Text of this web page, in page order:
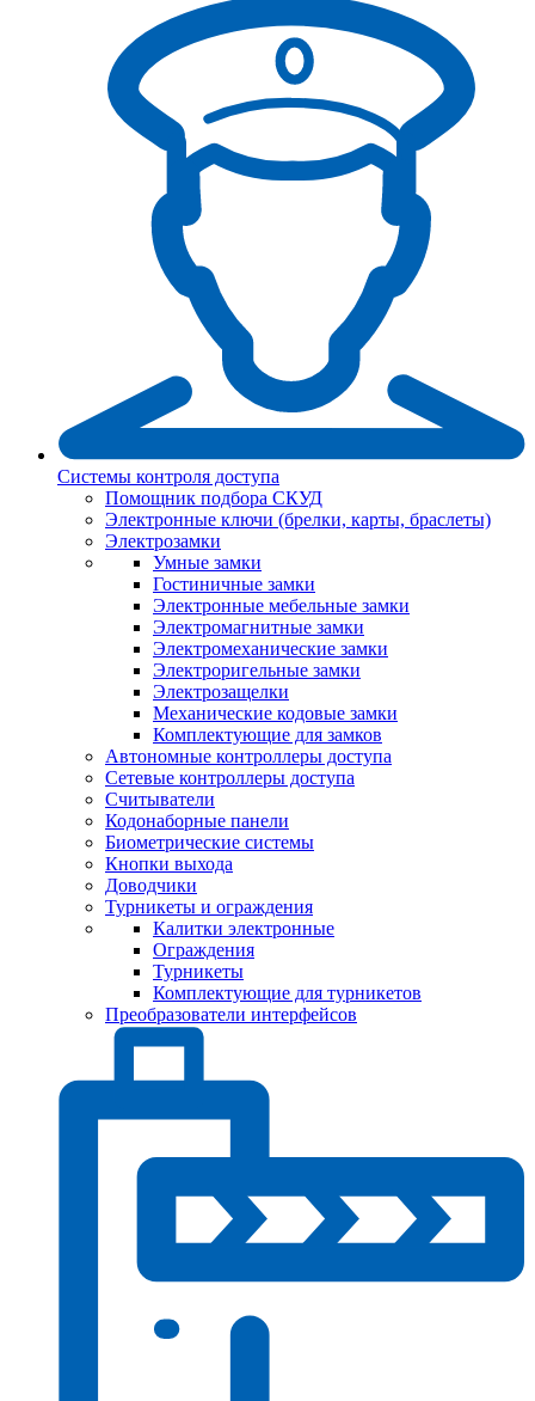
Системы контроля доступа
Помощник подбора СКУД
Электронные ключи (брелки, карты, браслеты)
Электрозамки
Умные замки
Гостиничные замки
Электронные мебельные замки
Электромагнитные замки
Электромеханические замки
Электроригельные замки
Электрозащелки
Механические кодовые замки
Комплектующие для замков
Автономные контроллеры доступа
Сетевые контроллеры доступа
Считыватели
Кодонаборные панели
Биометрические системы
Кнопки выхода
Доводчики
Турникеты и ограждения
Калитки электронные
Ограждения
Турникеты
Комплектующие для турникетов
Преобразователи интерфейсов